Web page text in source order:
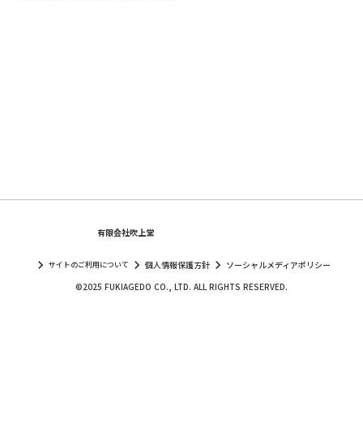
有限会社吹上堂
keyboard_arrow_right サイトのご利用について keyboard_arrow_right 個人情報保護方針 keyboard_arrow_right ソーシャルメディアポリシー
©2025 FUKIAGEDO CO., LTD. ALL RIGHTS RESERVED.